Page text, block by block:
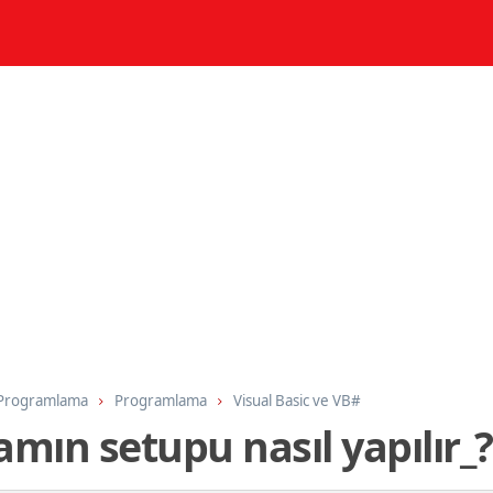
Programlama Visual Basic ve VB#
setupu nasıl yapılır_?